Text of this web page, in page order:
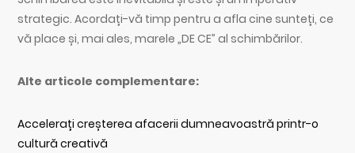
strategic. Acordați-vă timp pentru a afla cine sunteți, ce
vă place și, mai ales, marele „DE CE” al schimbărilor.
Alte articole complementare:
Accelerați creșterea afacerii dumneavoastră printr-o
cultură creativă